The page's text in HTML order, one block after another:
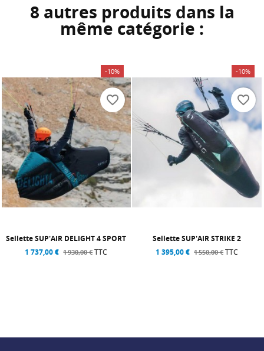
8 autres produits dans la
même catégorie :
-10%
Sellette SUP'AIR DELIGHT 4 SPORT
1 737,00 € 1 930,00 €TTC
favorite_border
-10%
Sellette SUP'AIR STRIKE 2
1 395,00 € 1 550,00 € TTC
favorite_border